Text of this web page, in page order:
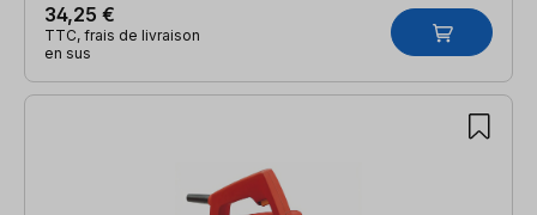
34,25 €
TTC, frais de livraison
en sus